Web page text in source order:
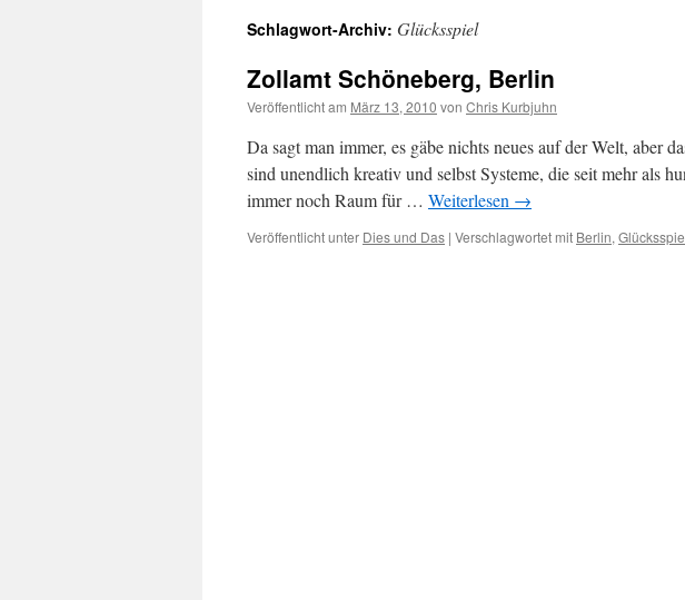
Schlagwort-Archiv: Glücksspiel
Zollamt Schöneberg, Berlin
Veröffentlicht am März 13, 2010 von Chris Kurbjuhn
Da sagt man immer, es gäbe nichts neues auf der Welt, aber
sind unendlich kreativ und selbst Systeme, die seit mehr als
immer noch Raum für … Weiterlesen →
Veröffentlicht unter Dies und Das | Verschlagwortet mit Berlin,